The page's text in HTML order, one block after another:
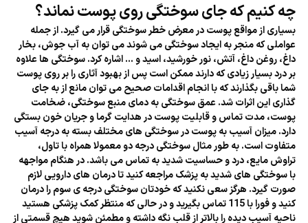
چه کنیم که جای سوختگی روی پوست نماند؟
بسیاری از مواقع پوست در معرض خطر سوختگی قرار می گیرد. از جمله
عواملی که منجر به ایجاد سوختگی می شوند می توان به آب جوش، بخار
داغ، روغن داغ، آتش، نور خورشید، اسید و ... اشاره کرد. سوختگی ها علاوه
بر درد بسیار زیادی که دارند ممکن است پس از بهبود آثاری را بر روی پوست
شما باقی بگذارند که با انجام اقدامات صحیح می توان مانع از به جای
گذاری این اثرات شد. عمق سوختگی به دمای منبع سوختگی، ضخامت
پوست، مدت تماس و قابلیت پوست در هدایت گرما و جریان خون بستگی
دارد. میزان آسیب به پوست در سوختگی های مختلف بسته به درجه آسیب
متفاوت است. به طور مثال سوختگی درجه دو معمولا همراه با تاول،
تراوش مایع، درد و حساسیت شدید به تماس می باشد. در هنگام مواجهه
با سوختگی های شدید به پزشک مراجعه کنید تا درمان های دارویی لازم
صورت گیرد. هرگز سعی نکنید که خودتان سوختگی درجه ی سوم را درمان
کنید و فورا با 115 تماس بگیرید و در حالی که منتظر کمک پزشکی هستید
ناحیه آسیب دیده را بالاتر از قلب نگه داشته و مطمئن شوید هیچ قسمتی از